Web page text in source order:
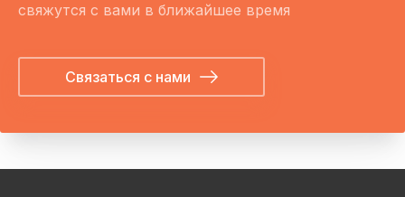
свяжутся с вами в ближайшее время
Связаться с нами